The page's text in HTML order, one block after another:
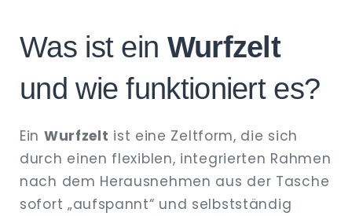
Was ist ein Wurfzelt
und wie funktioniert es?
Ein Wurfzelt ist eine Zeltform, die sich
durch einen flexiblen, integrierten Rahmen
nach dem Herausnehmen aus der Tasche
sofort „aufspannt“ und selbstständig